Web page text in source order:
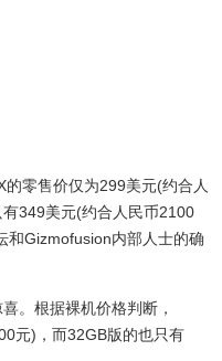
零售价仅为299美元(约合人
349美元(约合人民币2100
和Gizmofusion内部人士的确
。根据裸机价格判断，
元)，而32GB版的也只有